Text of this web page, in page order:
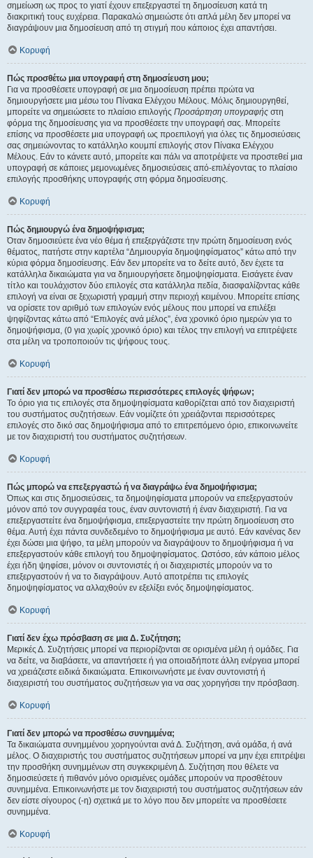
σημείωση ως προς το γιατί έχουν επεξεργαστεί τη δημοσίευση κατά τη
διακριτική τους ευχέρεια. Παρακαλώ σημειώστε ότι απλά μέλη δεν μπορεί να
διαγράψουν μια δημοσίευση από τη στιγμή που κάποιος έχει απαντήσει.
Κορυφή
Πώς προσθέτω μια υπογραφή στη δημοσίευση μου;
Για να προσθέσετε υπογραφή σε μια δημοσίευση πρέπει πρώτα να
δημιουργήσετε μια μέσω του Πίνακα Ελέγχου Μέλους. Μόλις δημιουργηθεί,
μπορείτε να σημειώσετε το πλαίσιο επιλογής Προσάρτηση υπογραφής στη
φόρμα της δημοσίευσης για να προσθέσετε την υπογραφή σας. Μπορείτε
επίσης να προσθέσετε μια υπογραφή ως προεπιλογή για όλες τις δημοσιεύσεις
σας σημειώνοντας το κατάλληλο κουμπί επιλογής στον Πίνακα Ελέγχου
Μέλους. Εάν το κάνετε αυτό, μπορείτε και πάλι να αποτρέψετε να προστεθεί μια
υπογραφή σε κάποιες μεμονωμένες δημοσιεύσεις από-επιλέγοντας το πλαίσιο
επιλογής προσθήκης υπογραφής στη φόρμα δημοσίευσης.
Κορυφή
Πώς δημιουργώ ένα δημοψήφισμα;
Όταν δημοσιεύετε ένα νέο θέμα ή επεξεργάζεστε την πρώτη δημοσίευση ενός
θέματος, πατήστε στην καρτέλα “Δημιουργία δημοψηφίσματος” κάτω από την
κύρια φόρμα δημοσίευσης. Εάν δεν μπορείτε να το δείτε αυτό, δεν έχετε τα
κατάλληλα δικαιώματα για να δημιουργήσετε δημοψηφίσματα. Εισάγετε έναν
τίτλο και τουλάχιστον δύο επιλογές στα κατάλληλα πεδία, διασφαλίζοντας κάθε
επιλογή να είναι σε ξεχωριστή γραμμή στην περιοχή κειμένου. Μπορείτε επίσης
να ορίσετε τον αριθμό των επιλογών ενός μέλους που μπορεί να επιλέξει
ψηφίζοντας κάτω από “Επιλογές ανά μέλος”, ένα χρονικό όριο ημερών για το
δημοψήφισμα, (0 για χωρίς χρονικό όριο) και τέλος την επιλογή να επιτρέψετε
στα μέλη να τροποποιούν τις ψήφους τους.
Κορυφή
Γιατί δεν μπορώ να προσθέσω περισσότερες επιλογές ψήφων;
Το όριο για τις επιλογές στα δημοψηφίσματα καθορίζεται από τον διαχειριστή
του συστήματος συζητήσεων. Εάν νομίζετε ότι χρειάζονται περισσότερες
επιλογές στο δικό σας δημοψήφισμα από το επιτρεπόμενο όριο, επικοινωνείτε
με τον διαχειριστή του συστήματος συζητήσεων.
Κορυφή
Πώς μπορώ να επεξεργαστώ ή να διαγράψω ένα δημοψήφισμα;
Όπως και στις δημοσιεύσεις, τα δημοψηφίσματα μπορούν να επεξεργαστούν
μόνον από τον συγγραφέα τους, έναν συντονιστή ή έναν διαχειριστή. Για να
επεξεργαστείτε ένα δημοψήφισμα, επεξεργαστείτε την πρώτη δημοσίευση στο
θέμα. Αυτή έχει πάντα συνδεδεμένο το δημοψήφισμα με αυτό. Εάν κανένας δεν
έχει δώσει μια ψήφο, τα μέλη μπορούν να διαγράψουν το δημοψήφισμα ή να
επεξεργαστούν κάθε επιλογή του δημοψηφίσματος. Ωστόσο, εάν κάποιο μέλος
έχει ήδη ψηφίσει, μόνον οι συντονιστές ή οι διαχειριστές μπορούν να το
επεξεργαστούν ή να το διαγράψουν. Αυτό αποτρέπει τις επιλογές
δημοψηφίσματος να αλλαχθούν εν εξελίξει ενός δημοψηφίσματος.
Κορυφή
Γιατί δεν έχω πρόσβαση σε μια Δ. Συζήτηση;
Μερικές Δ. Συζητήσεις μπορεί να περιορίζονται σε ορισμένα μέλη ή ομάδες. Για
να δείτε, να διαβάσετε, να απαντήσετε ή για οποιαδήποτε άλλη ενέργεια μπορεί
να χρειάζεστε ειδικά δικαιώματα. Επικοινωνήστε με έναν συντονιστή ή
διαχειριστή του συστήματος συζητήσεων για να σας χορηγήσει την πρόσβαση.
Κορυφή
Γιατί δεν μπορώ να προσθέσω συνημμένα;
Τα δικαιώματα συνημμένου χορηγούνται ανά Δ. Συζήτηση, ανά ομάδα, ή ανά
μέλος. Ο διαχειριστής του συστήματος συζητήσεων μπορεί να μην έχει επιτρέψει
την προσθήκη συνημμένων στη συγκεκριμένη Δ. Συζήτηση που θέλετε να
δημοσιεύσετε ή πιθανόν μόνο ορισμένες ομάδες μπορούν να προσθέτουν
συνημμένα. Επικοινωνήστε με τον διαχειριστή του συστήματος συζητήσεων εάν
δεν είστε σίγουρος (-η) σχετικά με το λόγο που δεν μπορείτε να προσθέσετε
συνημμένα.
Κορυφή